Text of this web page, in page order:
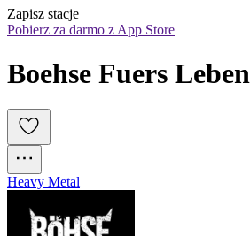
Zapisz stacje
Pobierz za darmo z App Store
Boehse Fuers Leben
Heavy Metal